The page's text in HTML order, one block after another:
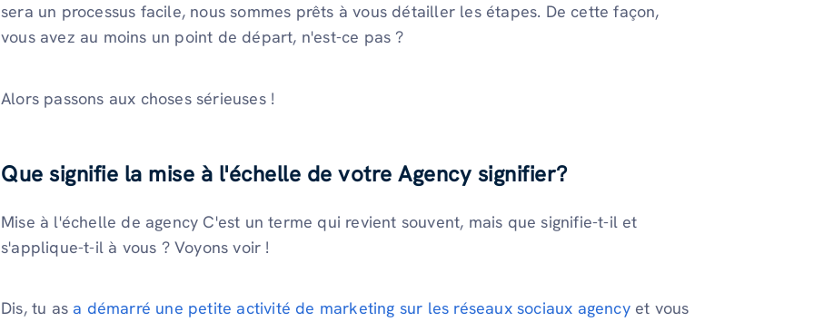
sera un processus facile, nous sommes prêts à vous détailler les étapes. De cette façon,
vous avez au moins un point de départ, n'est-ce pas ?
Alors passons aux choses sérieuses !
Que signifie la mise à l'échelle de votre Agency signifier?
Mise à l'échelle de agency C'est un terme qui revient souvent, mais que signifie-t-il et
s'applique-t-il à vous ? Voyons voir !
Dis, tu as a démarré une petite activité de marketing sur les réseaux sociaux agencyet vous